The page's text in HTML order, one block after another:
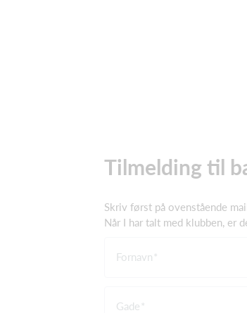
Tilmelding til
Skriv først på ovenstående
Når I har talt med klubben, er
Fornavn
Gade